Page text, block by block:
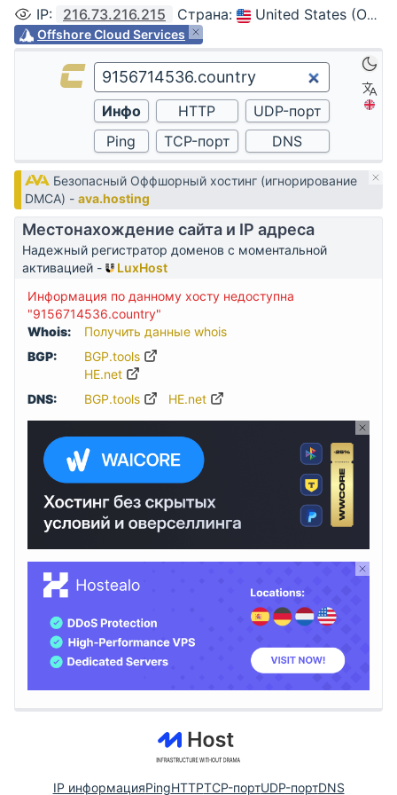
IP: 216.73.216.215 Страна: United States (Ohio, Columbus)
Offshore Cloud Services
Безопасный Оффшорный хостинг (игнорирование
DMCA) - ava.hosting
Местонахождение сайта и IP адреса
Надежный регистратор доменов с моментальной
активацией -
LuxHost
Информация по данному хосту недоступна
"9156714536.country"
Whois:
Получить данные whois
BGP:
BGP.tools
HE.net
DNS:
BGP.tools HE.net
IP информацияPingHTTPTCP-портUDP-портDNS